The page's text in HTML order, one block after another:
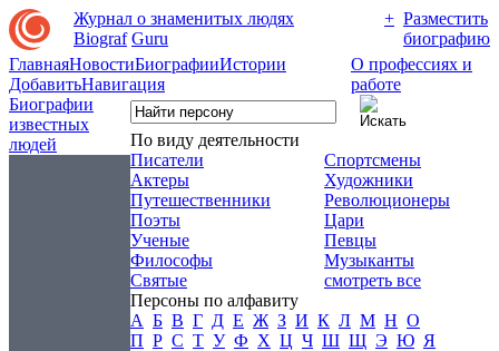
Журнал о знаменитых людях
Biograf Guru
+ Разместить
биографию
ГлавнаяНовостиБиографииИстории
ДобавитьНавигация
О профессиях и
работе
Биографии
известных
людей
По виду деятельности
Писатели
Актеры
Путешественники
Поэты
Ученые
Философы
Святые
Спортсмены
Художники
Революционеры
Цари
Певцы
Музыканты
смотреть все
Персоны по алфавиту
А Б В Г Д Е Ж З И К Л М Н О
П Р С Т У Ф Х Ц Ч Ш Щ Э Ю Я